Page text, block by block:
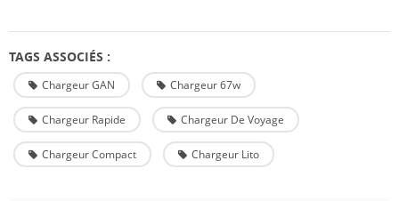
TAGS ASSOCIÉS :
Chargeur GAN Chargeur 67w
Chargeur Rapide Chargeur De Voyage
Chargeur Compact Chargeur Lito